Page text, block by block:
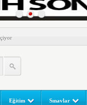
(2026)
Sonuçları MEB Tarafından
Ekranı
Dikkat Etmeli?
Eğitim Sınavlar